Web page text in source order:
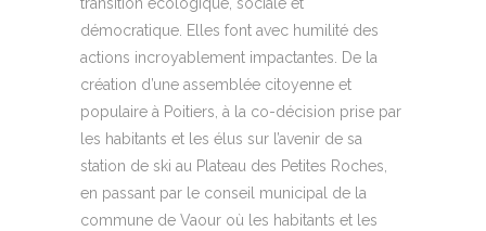
démocratique. Elles font avec humilité des
actions incroyablement impactantes. De la
création d’une assemblée citoyenne et
populaire à Poitiers, à la co-décision prise par
les habitants et les élus sur l’avenir de sa
station de ski au Plateau des Petites Roches,
en passant par le conseil municipal de la
commune de Vaour où les habitants et les